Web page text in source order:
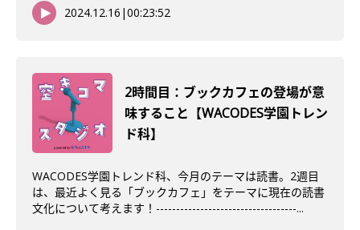
2024.12.16 |00:23:52
2時間目：ブックカフェの登場が意
味すること【WACODES学園トレン
ド科】
WACODES学園トレンド科、今月のテーマは読書。2週目
は、最近よく見る「ブックカフェ」をテーマに現在の読書
文化について考えます！-----------------------------------...